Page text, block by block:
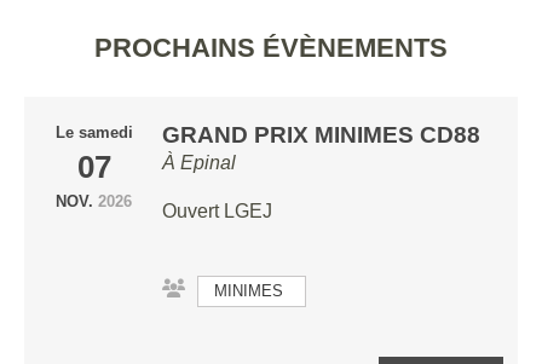
PROCHAINS ÉVÈNEMENTS
Le samedi
07
NOV. 2026
GRAND PRIX MINIMES CD88
À Epinal
Ouvert LGEJ
MINIMES